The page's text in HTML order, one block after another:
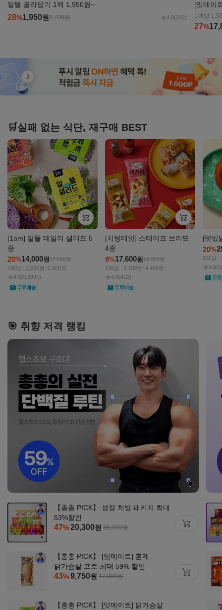
알뜰 골라담기 1팩 1,950원~
28%1,950원 2,700원 4.8(242)
[잇메이
1팩당
27%
슬라이드
🛒실패 없는 식단, 재구매 BEST
[1am] 알뜰 데일리 샐러드 5
종
20%14,000원17,500원
1팩당 : 2,500원~2,800원
4.9(9,999+)
무료
자세히
보기
[치팅데잇] 스테이크 브리또
4종
9%17,600원19,200원
1팩당 : 3,700원~4,400원
4.9(412)
무료
자세히
보기
[맛있
20%
1팩당 :
4.8
무료
보기
🎯 취향 저격 랭킹
【총총 PICK】 성장 처방 패키지 최대
53%할인
47%20,300원 38,300원
【총총 PICK】 [잇메이트] 훈제
닭가슴살 프로 최대 59% 할인
43%9,750원 17,000원
【총총 PICK】 [잇메이트] 닭가슴살